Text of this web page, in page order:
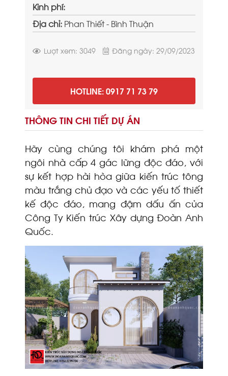
Kinh phí:
Địa chỉ: Phan Thiết - Bình Thuận
Lượt xem: 3049 Đăng ngày: 29/09/2023
HOTLINE: 0917 71 73 79
THÔNG TIN CHI TIẾT DỰ ÁN
Hãy cùng chúng tôi khám phá một
ngôi nhà cấp 4 gác lững độc đáo, với
sự kết hợp hài hòa giữa kiến trúc tông
màu trắng chủ đạo và các yếu tố thiết
kế độc đáo, mang đậm dấu ấn của
Công Ty Kiến trúc Xây dựng Đoàn Anh
Quốc.